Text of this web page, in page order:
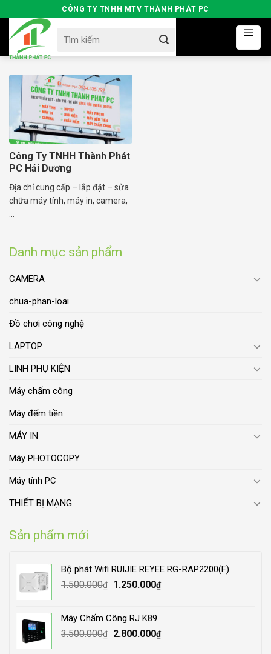
to
content
CÔNG TY TNHH MTV THÀNH PHÁT PC
for:
Danh mục sản phẩm
CAMERA
chua-phan-loai
Đồ chơi công nghệ
LAPTOP
LINH PHỤ KIỆN
Máy chấm công
Máy đếm tiền
MÁY IN
Máy PHOTOCOPY
Máy tính PC
THIẾT BỊ MẠNG
Sản phẩm mới
Bộ phát Wifi RUIJIE REYEE RG-RAP2200(F)
1.500.000₫
Original
1.500.000₫.
1.250.000₫Current
Máy Chấm Công RJ K89
3.500.000₫
Original
2.800.000₫Current
Công Ty TNHH Thành Phát
PC Hải Dương
Địa chỉ cung cấp – lắp đặt – sửa
chữa máy tính, máy in, camera,
...